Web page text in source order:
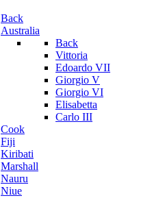
Back
Australia
Back
Vittoria
Edoardo VII
Giorgio V
Giorgio VI
Elisabetta
Carlo III
Cook
Fiji
Kiribati
Marshall
Nauru
Niue